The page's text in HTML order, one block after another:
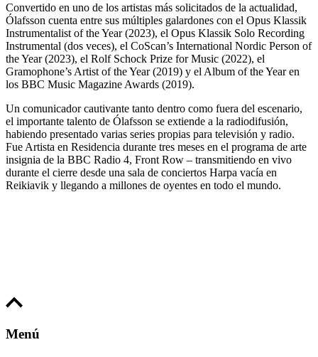
Convertido en uno de los artistas más solicitados de la actualidad,
Ólafsson cuenta entre sus múltiples galardones con el Opus Klassik
Instrumentalist of the Year (2023), el Opus Klassik Solo Recording
Instrumental (dos veces), el CoScan’s International Nordic Person of
the Year (2023), el Rolf Schock Prize for Music (2022), el
Gramophone’s Artist of the Year (2019) y el Album of the Year en
los BBC Music Magazine Awards (2019).
Un comunicador cautivante tanto dentro como fuera del escenario,
el importante talento de Ólafsson se extiende a la radiodifusión,
habiendo presentado varias series propias para televisión y radio.
Fue Artista en Residencia durante tres meses en el programa de arte
insignia de la BBC Radio 4, Front Row – transmitiendo en vivo
durante el cierre desde una sala de conciertos Harpa vacía en
Reikiavik y llegando a millones de oyentes en todo el mundo.
Menú